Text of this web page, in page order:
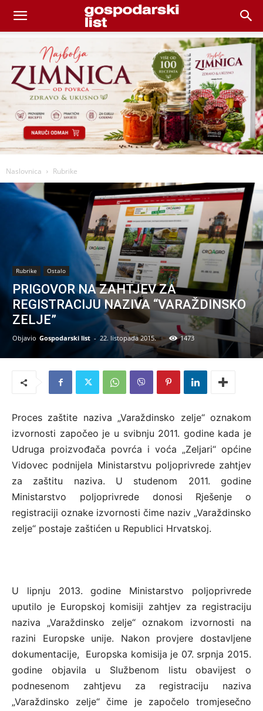
Naslovnica Rubrike
Rubrike Ostalo
PRIGOVOR NA ZAHTJEV ZA
REGISTRACIJU NAZIVA “VARAŽDINSKO
ZELJE”
Objavio Gospodarski list - 22. listopada 2015. 1473
Proces zaštite naziva „Varaždinsko zelje“ oznakom
izvornosti započeo je u svibnju 2011. godine kada je
Udruga proizvođača povrća i voća „Zeljari“ općine
Vidovec podnijela Ministarstvu poljoprivrede zahtjev
za zaštitu naziva. U studenom 2011. godine
Ministarstvo poljoprivrede donosi Rješenje o
registraciji oznake izvornosti čime naziv „Varaždinsko
zelje“ postaje zaštićen u Republici Hrvatskoj.
U lipnju 2013. godine Ministarstvo poljoprivrede
uputilo je Europskoj komisiji zahtjev za registraciju
naziva „Varaždinsko zelje“ oznakom izvornosti na
razini Europske unije. Nakon provjere dostavljene
dokumentacije, Europska komisija je 07. srpnja 2015.
godine objavila u Službenom listu obavijest o
podnesenom zahtjevu za registraciju naziva
„Varaždinsko zelje“ čime je započelo tromjesečno